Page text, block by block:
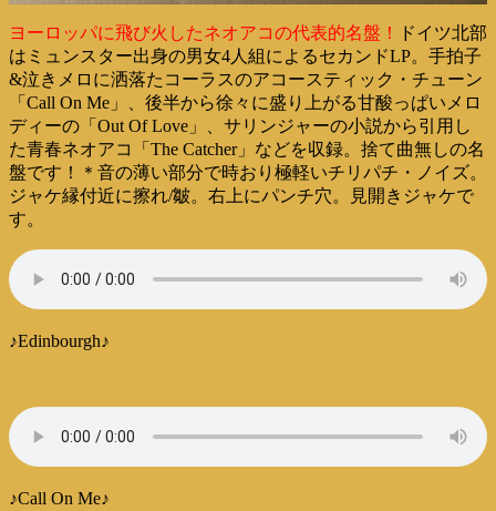
ヨーロッパに飛び火したネオアコの代表的名盤！
ドイツ北部
はミュンスター出身の男女4人組によるセカンドLP。手拍子
&泣きメロに洒落たコーラスのアコースティック・チューン
「Call On Me」、後半から徐々に盛り上がる甘酸っぱいメロ
ディーの「Out Of Love」、サリンジャーの小説から引用し
た青春ネオアコ「The Catcher」などを収録。捨て曲無しの名
盤です！＊音の薄い部分で時おり極軽いチリパチ・ノイズ。
ジャケ縁付近に擦れ/皺。右上にパンチ穴。見開きジャケで
す。
♪Edinbourgh♪
♪Call On Me♪